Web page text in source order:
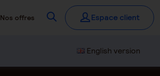
Nos offres Recherchez Espace client
English version